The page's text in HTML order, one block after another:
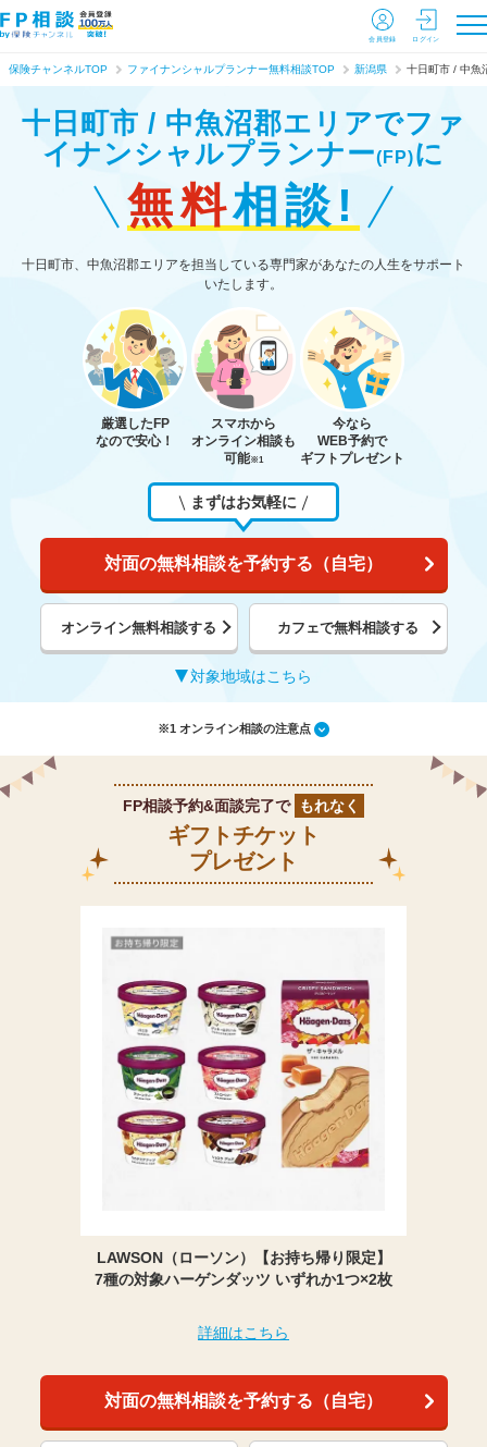
会員登録 ログイン
保険チャンネルTOP ファイナンシャルプランナー無料相談TOP 新潟県 十日町市 / 中魚
十日町市 / 中魚沼郡エリアでファ
イナンシャルプランナー(FP)に
無料相談!
十日町市、中魚沼郡エリアを担当している専門家があなたの人生をサポート
いたします。
厳選したFP
なので安心！
スマホから
オンライン相談も
可能※1
今なら
WEB予約で
ギフトプレゼント
まずはお気軽に
対面の無料相談を予約する（自宅）
オンライン無料相談する カフェで無料相談する
対象地域はこちら
※1 オンライン相談の注意点
FP相談予約&面談完了で もれなく
ギフトチケット
プレゼント
LAWSON（ローソン）【お持ち帰り限定】
7種の対象ハーゲンダッツ いずれか1つ×2枚
詳細はこちら
対面の無料相談を予約する（自宅）